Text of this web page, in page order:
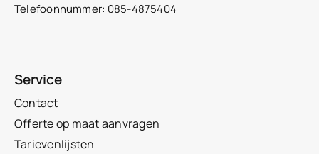
Telefoonnummer: 085-4875404
Service
Contact
Offerte op maat aanvragen
Tarievenlijsten